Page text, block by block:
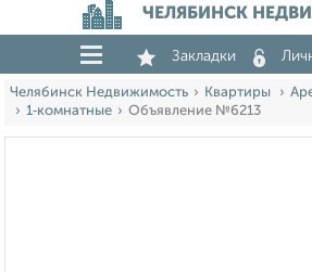
ЧЕЛЯБИНСК
Закладки
Челябинск Недвижимость Квартиры
1‑комнатные
Объявление №6213